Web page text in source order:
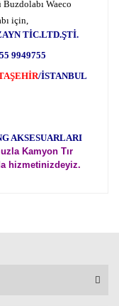
Waeco
için,
TİC.LTD.ŞTİ.
9949755
/İSTANBUL
AKSESUARLARI
Kamyon Tır
hizmetinizdeyiz.